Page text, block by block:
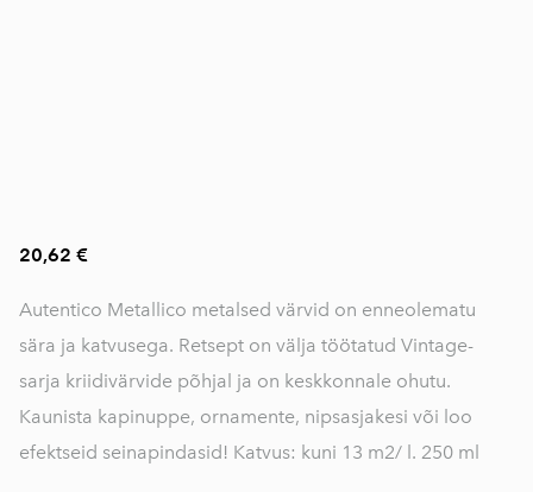
20,62 €
Autentico Metallico metalsed värvid on enneolematu
sära ja katvusega. Retsept on välja töötatud Vintage-
sarja kriidivärvide põhjal ja on keskkonnale ohutu.
Kaunista kapinuppe, ornamente, nipsasjakesi või loo
efektseid seinapindasid! Katvus: kuni 13 m2/ l. 250 ml